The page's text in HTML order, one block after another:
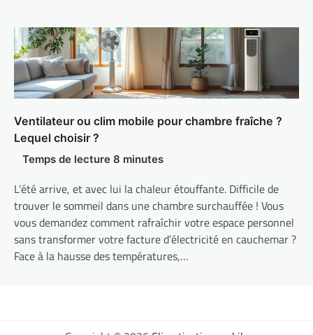
Ventilateur ou clim mobile pour chambre fraîche ?
Lequel choisir ?
L’été arrive, et avec lui la chaleur étouffante. Difficile de
trouver le sommeil dans une chambre surchauffée ! Vous
vous demandez comment rafraîchir votre espace personnel
sans transformer votre facture d’électricité en cauchemar ?
Face à la hausse des températures,…